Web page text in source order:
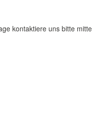
kontaktiere uns bitte